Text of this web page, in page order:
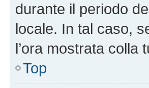
durante il periodo
locale. In tal caso,
l’ora mostrata colla
Top